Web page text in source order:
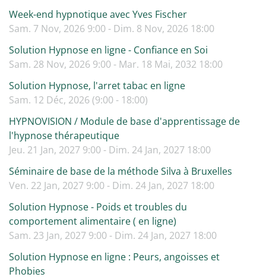
Week-end hypnotique avec Yves Fischer
Sam. 7 Nov, 2026 9:00 - Dim. 8 Nov, 2026 18:00
Solution Hypnose en ligne - Confiance en Soi
Sam. 28 Nov, 2026 9:00 - Mar. 18 Mai, 2032 18:00
Solution Hypnose, l'arret tabac en ligne
Sam. 12 Déc, 2026 (9:00 - 18:00)
HYPNOVISION / Module de base d'apprentissage de
l'hypnose thérapeutique
Jeu. 21 Jan, 2027 9:00 - Dim. 24 Jan, 2027 18:00
Séminaire de base de la méthode Silva à Bruxelles
Ven. 22 Jan, 2027 9:00 - Dim. 24 Jan, 2027 18:00
Solution Hypnose - Poids et troubles du
comportement alimentaire ( en ligne)
Sam. 23 Jan, 2027 9:00 - Dim. 24 Jan, 2027 18:00
Solution Hypnose en ligne : Peurs, angoisses et
Phobies